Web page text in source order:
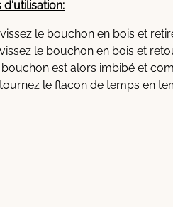
d'utilisation:
le bouchon en bois et
le bouchon en bois et
bouchon est alors imbibé et
le flacon de temps en